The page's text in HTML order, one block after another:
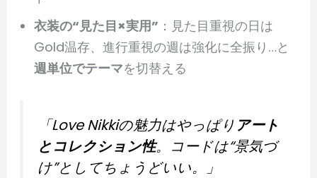
衣装の“見た目×実用” ：見た目重視の日は
Gold温存、進行重視の週は強化に全振り…と
週単位でテーマを切替える
「Love Nikkiの魅力はやっぱり アート
とコレクション性。コードは“景気づ
け”としてちょうどいい。」